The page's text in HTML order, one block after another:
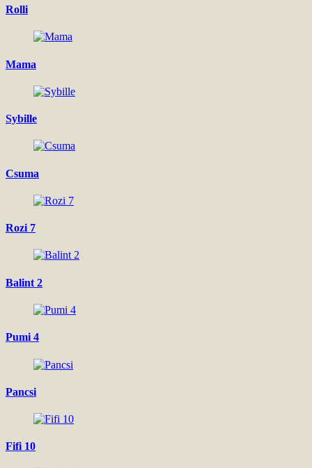
Rolli
Mama
Sybille
Csuma
Rozi 7
Balint 2
Pumi 4
Pancsi
Fifi 10